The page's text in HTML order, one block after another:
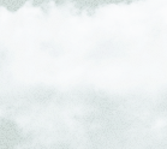
Médias